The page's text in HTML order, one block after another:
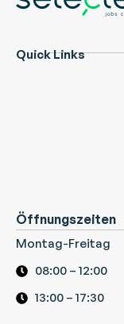
Quick Links
Öffnungszeiten
Montag-Freitag
08:00 – 12:00
13:00 – 17:30